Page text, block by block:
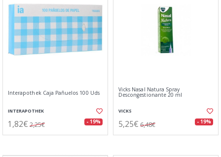
Interapothek Caja Pañuelos 100 Uds
INTERAPOTHEK
1,82€ 2,25€ - 19%
Vicks Nasal Natura Spray
Descongestionante 20 ml
VICKS
5,25€ 6,48€ - 19%